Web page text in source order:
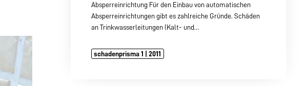
Absperreinrichtung Für den Einbau von automatischen
Absperreinrichtungen gibt es zahlreiche Gründe. Schäden
an Trinkwasserleitungen (Kalt- und…
schadenprisma 1 | 2011